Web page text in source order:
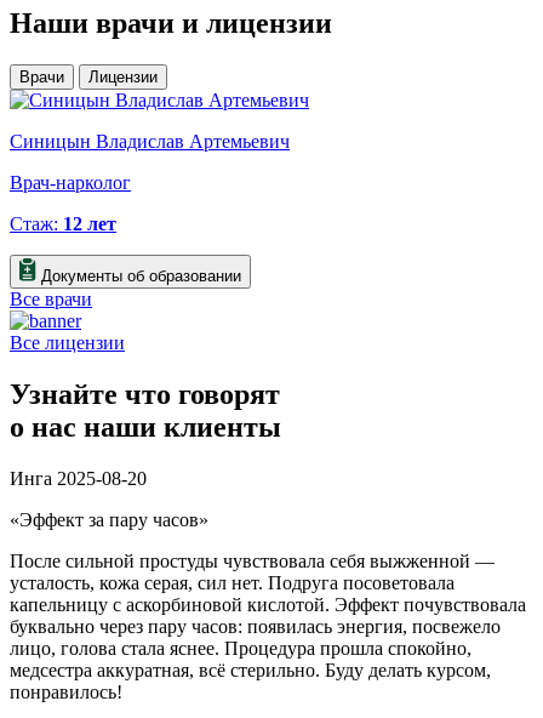
Наши врачи и лицензии
Врачи Лицензии
Синицын Владислав Артемьевич
Врач-нарколог
Стаж: 12 лет
Документы об образовании
Все врачи
Все лицензии
Узнайте что говорят
о нас наши клиенты
Инга 2025-08-20
«Эффект за пару часов»
После сильной простуды чувствовала себя выжженной —
усталость, кожа серая, сил нет. Подруга посоветовала
капельницу с аскорбиновой кислотой. Эффект почувствовала
буквально через пару часов: появилась энергия, посвежело
лицо, голова стала яснее. Процедура прошла спокойно,
медсестра аккуратная, всё стерильно. Буду делать курсом,
понравилось!